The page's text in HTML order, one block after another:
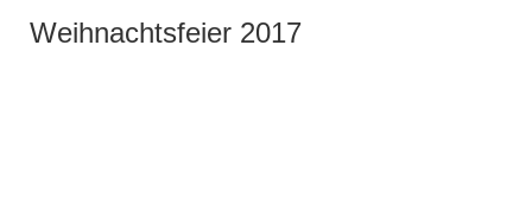
Weihnachtsfeier 2017